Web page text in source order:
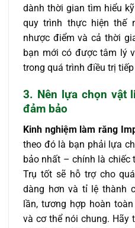
dành thời gian tìm hiểu
quy trình thực hiện thế
nhược điểm và cả thời
bạn mới có được tâm lý
trong quá trình điều trị
3. Nên lựa chọn vật
đảm bảo
Kinh nghiệm làm răng
theo đó là bạn phải lựa
bảo nhất – chính là chiếc
Trụ tốt sẽ hỗ trợ cho
dàng hơn và tỉ lệ thành
lần, tương hợp hoàn
và cơ thể nói chung. Hãy